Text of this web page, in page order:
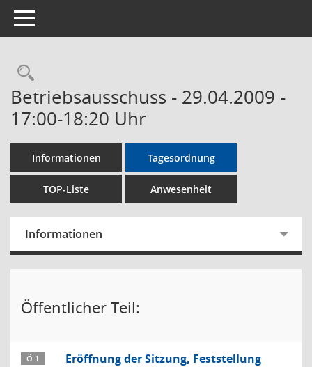
Toggle navigation
Rechercheauswahl
Betriebsausschuss - 29.04.2009 -
17:00-18:20 Uhr
Informationen Tagesordnung
TOP-Liste Anwesenheit
Informationen
Öffentlicher Teil:
Ö 1
Eröffnung der Sitzung, Feststellung